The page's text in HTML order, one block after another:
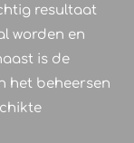
resultaat
worden en
is de
het beheersen